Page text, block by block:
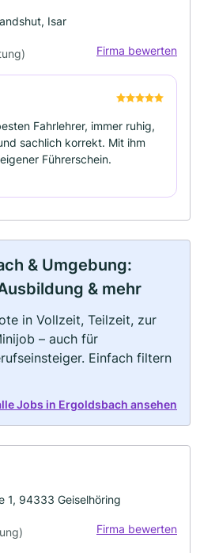
Isar
Firma bewerten
Fahrlehrer, immer ruhig,
sachlich korrekt. Mit ihm
Führerschein.
& Umgebung:
& mehr
in Vollzeit, Teilzeit, zur
– auch für
Einfach filtern
Jobs in Ergoldsbach ansehen
1, 94333 Geiselhöring
Firma bewerten